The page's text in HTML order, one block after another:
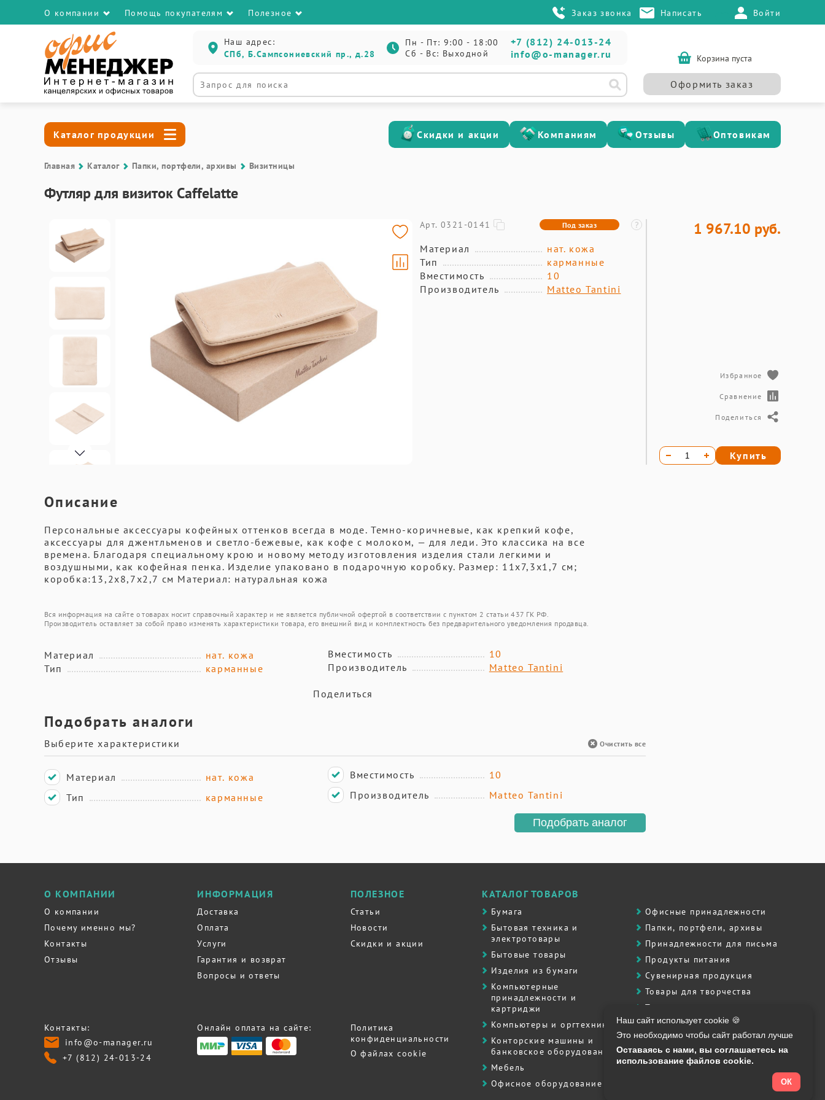
О компании Помощь покупателям Полезное Заказ звонка Написать Войти
Наш адрес:
СПб, Б.Сампсониевский пр., д.28
Пн - Пт: 9:00 - 18:00
Сб - Вс: Выходной
+7 (812) 24-013-24
info@o-manager.ru
Корзина пуста
Оформить заказ
Каталог продукции Скидки и акции Компаниям Отзывы Оптовикам
Главная Каталог Папки, портфели, архивы Визитницы
Футляр для визиток Caffelatte
Арт. 0321-0141 Под заказ
Материал
нат. кожа
Тип
карманные
Вместимость
10
Производитель
Matteo Tantini
Описание
Персональные аксессуары кофейных оттенков всегда в моде. Темно-коричневые, как крепкий кофе,
аксессуары для джентльменов и светло-бежевые, как кофе с молоком, — для леди. Это классика на все
времена. Благодаря специальному крою и новому методу изготовления изделия стали легкими и
воздушными, как кофейная пенка. Изделие упаковано в подарочную коробку. Размер: 11х7,3х1,7 см;
коробка:13,2х8,7х2,7 см Материал: натуральная кожа
Вся информация на сайте о товарах носит справочный характер и не является публичной офертой в соответствии с пунктом 2 статьи 437 ГК РФ.
Производитель оставляет за собой право изменять характеристики товара, его внешний вид и комплектность без предварительного уведомления продавца.
Материал
нат. кожа
Тип
карманные
Вместимость
10
Производитель
Matteo Tantini
Поделиться
Подобрать аналоги
Выберите характеристики Очистить все
Материал
нат. кожа
Тип
карманные
Вместимость
10
Производитель
Matteo Tantini
Подобрать аналог
1 967.10 руб.
Избранное
Сравнение
Поделиться
Купить
О КОМПАНИИ
О компании
Почему именно мы?
Контакты
Отзывы
ИНФОРМАЦИЯ
Доставка
Оплата
Услуги
Гарантия и возврат
Вопросы и ответы
ПОЛЕЗНОЕ
Статьи
Новости
Скидки и акции
Контакты:
info@o-manager.ru
+7 (812) 24-013-24
Онлайн оплата на сайте:
Политика
конфиденциальности
О файлах cookie
КАТАЛОГ ТОВАРОВ
Бумага
Бытовая техника и
электротовары
Бытовые товары
Изделия из бумаги
Компьютерные
принадлежности и
картриджи
Компьютеры и оргтехника
Контоpские машины и
банковское оборудование
Мебель
Офисное оборудование
Офисные принадлежности
Папки, портфели, архивы
Принадлежности для письма
Продукты питания
Сувенирная продукция
Товары для творчества
Товары для школы
Хозяйственные товары
Штемпельная продукция
Полиграфия, печати, штампы
Наш сайт использует cookie 🍪
Это необходимо чтобы сайт работал лучше
Оставаясь с нами, вы соглашаетесь на
использование файлов cookie.
ОК